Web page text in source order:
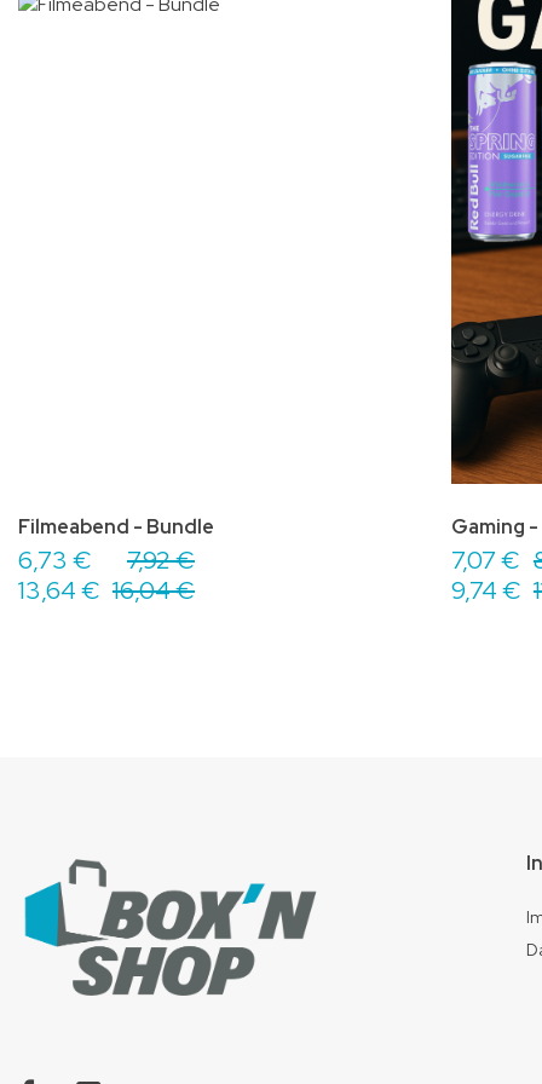
Filmeabend - Bundle
6,73 €
7,92 €
13,64 € 16,04 €
Gaming
7,07 €
9,74 €